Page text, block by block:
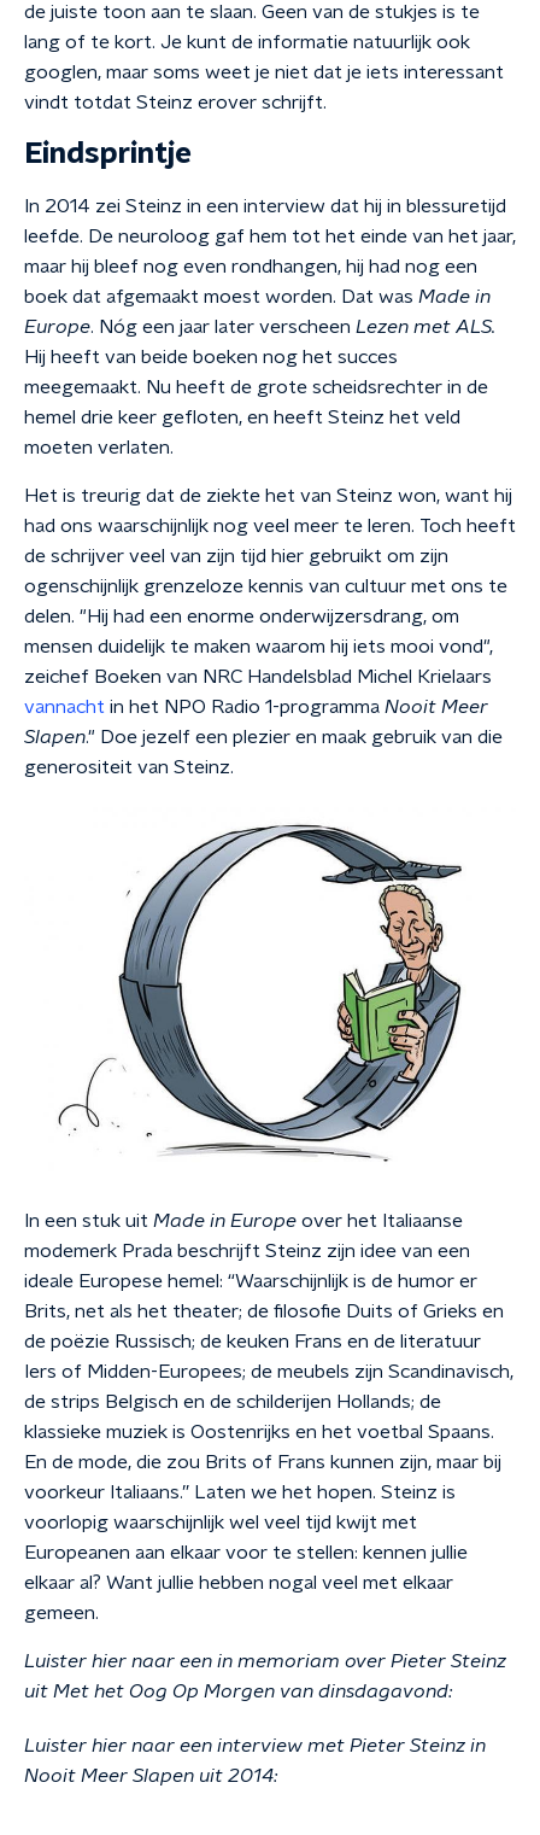
de juiste toon aan te slaan. Geen van de stukjes is te
lang of te kort. Je kunt de informatie natuurlijk ook
googlen, maar soms weet je niet dat je iets interessant
vindt totdat Steinz erover schrijft.
Eindsprintje
In 2014 zei Steinz in een interview dat hij in blessuretijd
leefde. De neuroloog gaf hem tot het einde van het jaar,
maar hij bleef nog even rondhangen, hij had nog een
boek dat afgemaakt moest worden. Dat was Made in
Europe. Nóg een jaar later verscheen Lezen met ALS.
Hij heeft van beide boeken nog het succes
meegemaakt. Nu heeft de grote scheidsrechter in de
hemel drie keer gefloten, en heeft Steinz het veld
moeten verlaten.
Het is treurig dat de ziekte het van Steinz won, want hij
had ons waarschijnlijk nog veel meer te leren. Toch heeft
de schrijver veel van zijn tijd hier gebruikt om zijn
ogenschijnlijk grenzeloze kennis van cultuur met ons te
delen. "Hij had een enorme onderwijzersdrang, om
mensen duidelijk te maken waarom hij iets mooi vond",
zeichef Boeken van NRC Handelsblad Michel Krielaars
vannacht in het NPO Radio 1-programma Nooit Meer
Slapen." Doe jezelf een plezier en maak gebruik van die
generositeit van Steinz.
In een stuk uit Made in Europe over het Italiaanse
modemerk Prada beschrijft Steinz zijn idee van een
ideale Europese hemel: “Waarschijnlijk is de humor er
Brits, net als het theater; de filosofie Duits of Grieks en
de poëzie Russisch; de keuken Frans en de literatuur
Iers of Midden-Europees; de meubels zijn Scandinavisch,
de strips Belgisch en de schilderijen Hollands; de
klassieke muziek is Oostenrijks en het voetbal Spaans.
En de mode, die zou Brits of Frans kunnen zijn, maar bij
voorkeur Italiaans.” Laten we het hopen. Steinz is
voorlopig waarschijnlijk wel veel tijd kwijt met
Europeanen aan elkaar voor te stellen: kennen jullie
elkaar al? Want jullie hebben nogal veel met elkaar
gemeen.
Luister hier naar een in memoriam over Pieter Steinz
uit Met het Oog Op Morgen van dinsdagavond:
Luister hier naar een interview met Pieter Steinz in
Nooit Meer Slapen uit 2014: